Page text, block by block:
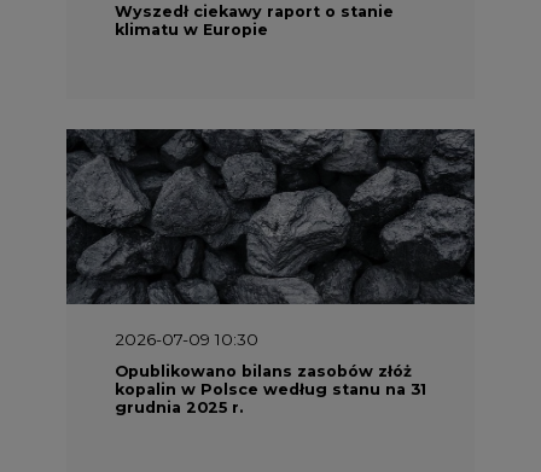
Wyszedł ciekawy raport o stanie
klimatu w Europie
2026-07-09 10:30
Opublikowano bilans zasobów złóż
kopalin w Polsce według stanu na 31
grudnia 2025 r.